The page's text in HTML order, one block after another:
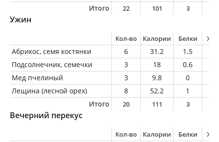
Итого
22 101 3
Ужин
Кол-во Калории Белки
Абрикос, семя костянки 6 31.2 1.5
Подсолнечник, семечки
3 18 0.6
Мед пчелиный
3 9.8 0
Лещина (лесной орех)
8 52.2 1
Итого
20 111 3
Вечерний перекус
Кол-во Калории Белки